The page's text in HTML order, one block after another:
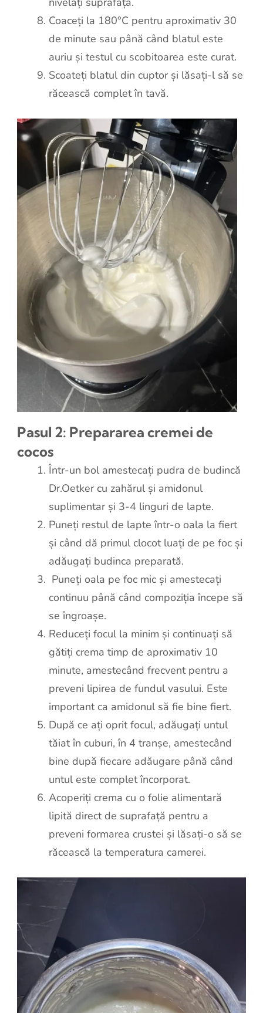
Coaceți la 180°C pentru aproximativ 30
de minute sau până când blatul este
auriu și testul cu scobitoarea este curat.
Scoateți blatul din cuptor și lăsați-l să se
răcească complet în tavă.
Pasul 2: Prepararea cremei de
cocos
Într-un bol amestecați pudra de budincă
Dr.Oetker cu zahărul și amidonul
suplimentar și 3-4 linguri de lapte.
Puneți restul de lapte într-o oala la fiert
și când dă primul clocot luați de pe foc și
adăugați budinca preparată.
Puneți oala pe foc mic și amestecați
continuu până când compoziția începe să
se îngroașe.
Reduceți focul la minim și continuați să
gătiți crema timp de aproximativ 10
minute, amestecând frecvent pentru a
preveni lipirea de fundul vasului. Este
important ca amidonul să fie bine fiert.
După ce ați oprit focul, adăugați untul
tăiat în cuburi, în 4 tranșe, amestecând
bine după fiecare adăugare până când
untul este complet încorporat.
Acoperiți crema cu o folie alimentară
lipită direct de suprafață pentru a
preveni formarea crustei și lăsați-o să se
răcească la temperatura camerei.